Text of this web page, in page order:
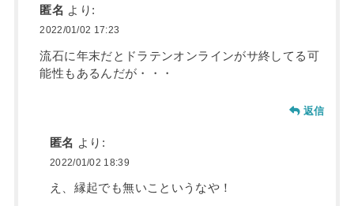
匿名 より:
2022/01/02 17:23
流石に年末だとドラテンオンラインがサ終してる可
能性もあるんだが・・・
返信
匿名 より:
2022/01/02 18:39
え、縁起でも無いこというなや！